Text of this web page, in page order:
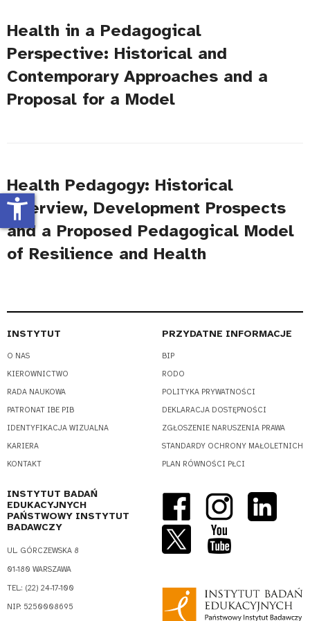
Health in a Pedagogical
Perspective: Historical and
Contemporary Approaches and a
Proposal for a Model
Health Pedagogy: Historical
Overview, Development Prospects
and a Proposed Pedagogical Model
of Resilience and Health
INSTYTUT
O NAS
KIEROWNICTWO
RADA NAUKOWA
PATRONAT IBE PIB
IDENTYFIKACJA WIZUALNA
KARIERA
KONTAKT
PRZYDATNE INFORMACJE
BIP
RODO
POLITYKA PRYWATNOŚCI
DEKLARACJA DOSTĘPNOŚCI
ZGŁOSZENIE NARUSZENIA PRAWA
STANDARDY OCHRONY MAŁOLETNICH
PLAN RÓWNOŚCI PŁCI
INSTYTUT BADAŃ
EDUKACYJNYCH
PAŃSTWOWY INSTYTUT
BADAWCZY
UL. GÓRCZEWSKA 8
01-180 WARSZAWA
TEL.: (22) 24-17-100
NIP: 5250008695
accessibility_new